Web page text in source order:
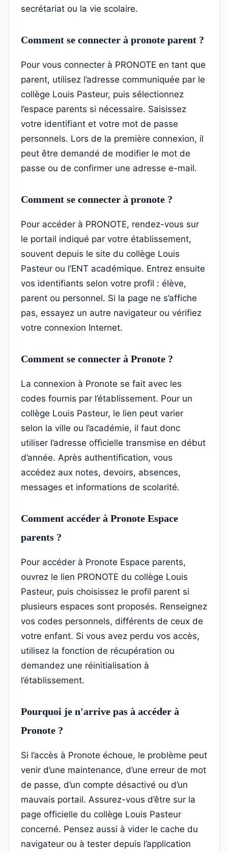
secrétariat ou la vie scolaire.
Comment se connecter à pronote parent ?
Pour vous connecter à PRONOTE en tant que
parent, utilisez l’adresse communiquée par le
collège Louis Pasteur, puis sélectionnez
l’espace parents si nécessaire. Saisissez
votre identifiant et votre mot de passe
personnels. Lors de la première connexion, il
peut être demandé de modifier le mot de
passe ou de confirmer une adresse e-mail.
Comment se connecter à pronote ?
Pour accéder à PRONOTE, rendez-vous sur
le portail indiqué par votre établissement,
souvent depuis le site du collège Louis
Pasteur ou l’ENT académique. Entrez ensuite
vos identifiants selon votre profil : élève,
parent ou personnel. Si la page ne s’affiche
pas, essayez un autre navigateur ou vérifiez
votre connexion Internet.
Comment se connecter à Pronote ?
La connexion à Pronote se fait avec les
codes fournis par l’établissement. Pour un
collège Louis Pasteur, le lien peut varier
selon la ville ou l’académie, il faut donc
utiliser l’adresse officielle transmise en début
d’année. Après authentification, vous
accédez aux notes, devoirs, absences,
messages et informations de scolarité.
Comment accéder à Pronote Espace
parents ?
Pour accéder à Pronote Espace parents,
ouvrez le lien PRONOTE du collège Louis
Pasteur, puis choisissez le profil parent si
plusieurs espaces sont proposés. Renseignez
vos codes personnels, différents de ceux de
votre enfant. Si vous avez perdu vos accès,
utilisez la fonction de récupération ou
demandez une réinitialisation à
l’établissement.
Pourquoi je n'arrive pas à accéder à
Pronote ?
Si l’accès à Pronote échoue, le problème peut
venir d’une maintenance, d’une erreur de mot
de passe, d’un compte désactivé ou d’un
mauvais portail. Assurez-vous d’être sur la
page officielle du collège Louis Pasteur
concerné. Pensez aussi à vider le cache du
navigateur ou à tester depuis l’application